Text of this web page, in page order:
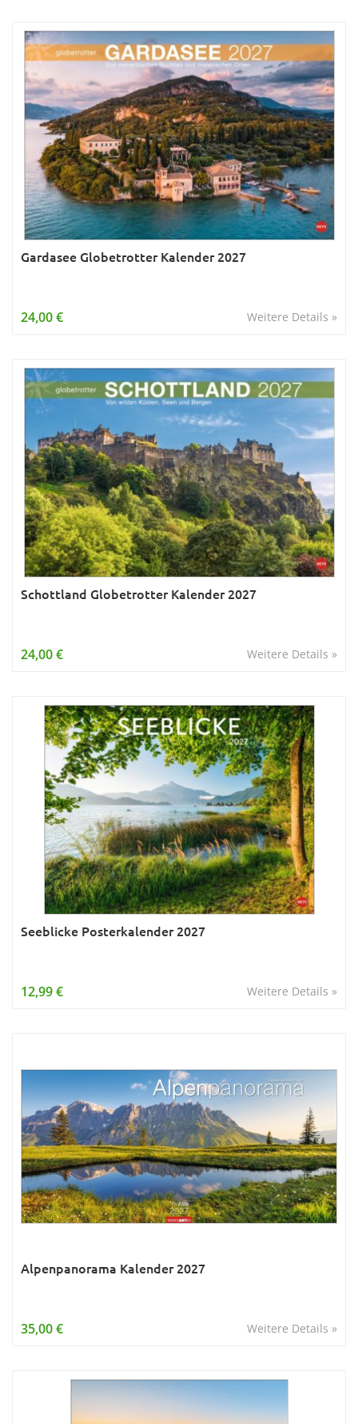
Gardasee Globetrotter Kalender 2027
Weitere Details »
24,00 €
Schottland Globetrotter Kalender 2027
Weitere Details »
24,00 €
Seeblicke Posterkalender 2027
Weitere Details »
12,99 €
Alpenpanorama Kalender 2027
Weitere Details »
35,00 €